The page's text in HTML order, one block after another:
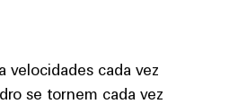
velocidades cada vez
se tornem cada vez